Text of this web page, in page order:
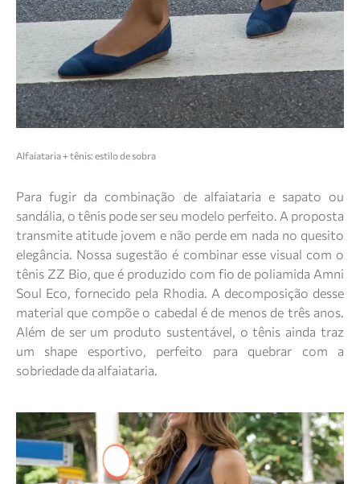
Alfaiataria + tênis: estilo de sobra
Para fugir da combinação de alfaiataria e sapato ou
sandália, o tênis pode ser seu modelo perfeito. A proposta
transmite atitude jovem e não perde em nada no quesito
elegância. Nossa sugestão é combinar esse visual com o
tênis ZZ Bio, que é produzido com fio de poliamida Amni
Soul Eco, fornecido pela Rhodia. A decomposição desse
material que compõe o cabedal é de menos de três anos.
Além de ser um produto sustentável, o tênis ainda traz
um shape esportivo, perfeito para quebrar com a
sobriedade da alfaiataria.